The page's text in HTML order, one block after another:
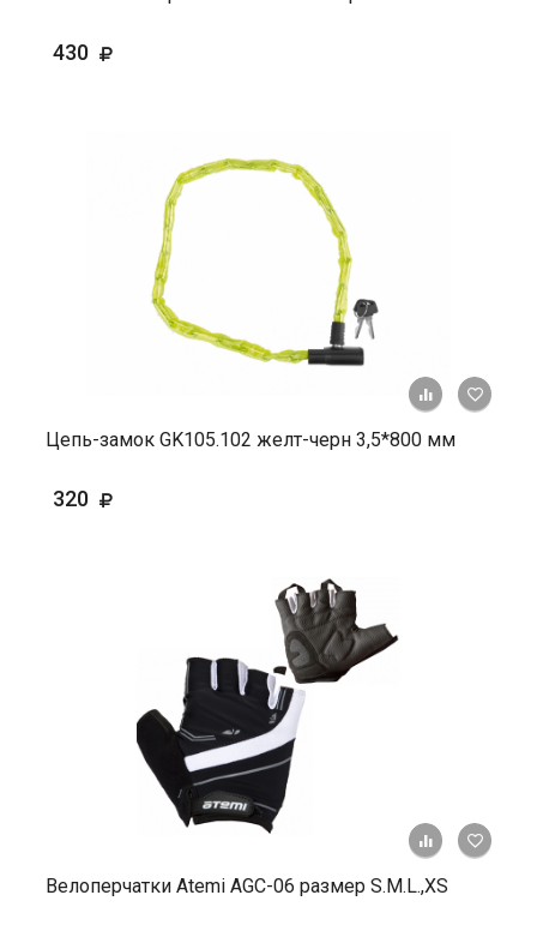
430
+ К
Цепь-замок GK105.102 желт-черн 3,5*800 мм
320
+ К
Велоперчатки Atemi AGC-06 размер S.M.L.,ХS